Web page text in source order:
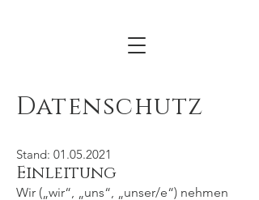
Datenschutz
Stand: 01.05.2021
Einleitung
Wir („wir“, „uns“, „unser/e“) nehmen